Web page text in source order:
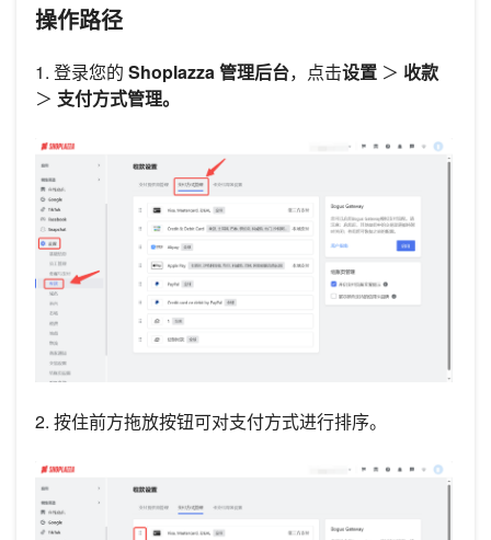
操作路径
1. 登录您的 Shoplazza 管理后台，点击设置 ＞ 收款
＞ 支付方式管理。
2. 按住前方拖放按钮可对支付方式进行排序。